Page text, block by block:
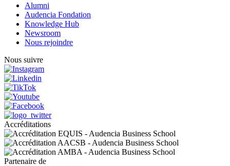
Alumni
Audencia Fondation
Knowledge Hub
Newsroom
Nous rejoindre
Nous suivre
Accréditations
Partenaire de